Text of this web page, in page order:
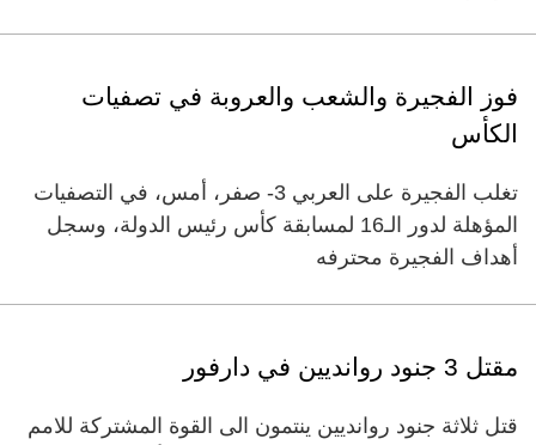
فوز الفجيرة والشعب والعروبة في تصفيات
الكأس
تغلب الفجيرة على العربي 3- صفر، أمس، في التصفيات
المؤهلة لدور الـ16 لمسابقة كأس رئيس الدولة، وسجل
أهداف الفجيرة محترفه
مقتل 3 جنود روانديين في دارفور
قتل ثلاثة جنود روانديين ينتمون الى القوة المشتركة للامم